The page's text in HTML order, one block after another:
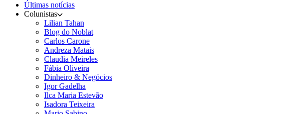
Últimas notícias
Colunistas
Lilian Tahan
Blog do Noblat
Carlos Carone
Andreza Matais
Claudia Meireles
Fábia Oliveira
Dinheiro & Negócios
Igor Gadelha
Ilca Maria Estevão
Isadora Teixeira